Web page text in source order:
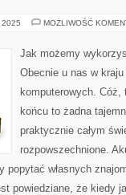
2025 MOŻLIWOŚĆ
Jak możemy
Obecnie u nas w
komputerowych. Cóż,
końcu to żadna
praktycznie całym
rozpowszechnione.
własnych
powiedziane, że kiedy